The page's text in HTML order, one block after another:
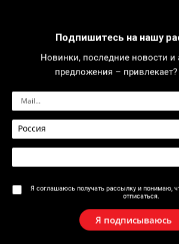
2610 : Сантехнический шпиль
Подпишитесь на нашу
Новинки, последние новости
предложения – привлекает?
Я соглашаюсь получать рассылку и понимаю,
отписаться.
Я подписываюсь